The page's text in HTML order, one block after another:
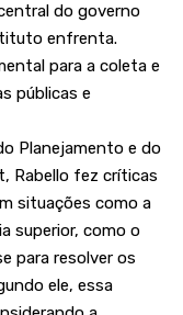
do governo
enfrenta.
para a coleta e
públicas e
Planejamento e do
Rabello fez críticas
situações como a
superior, como o
para resolver os
ele, essa